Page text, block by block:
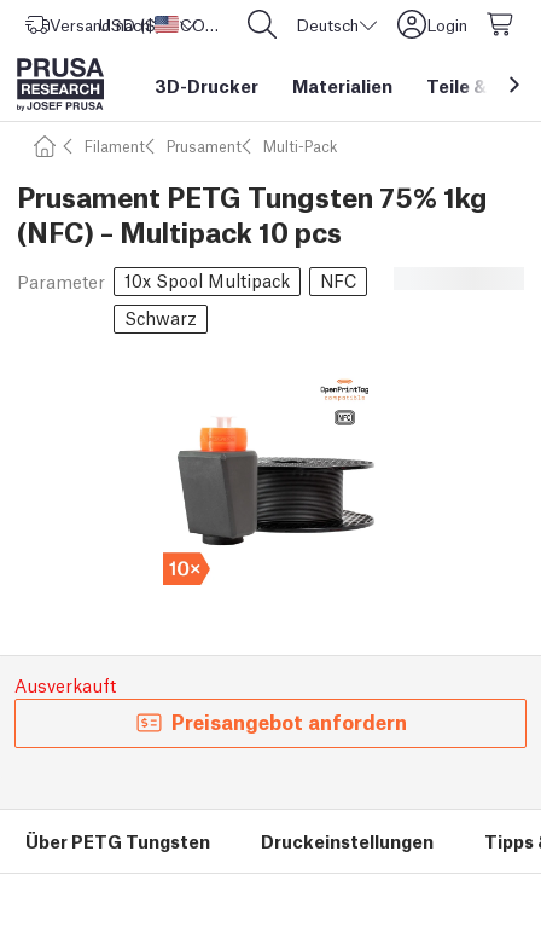
Versand nach Vereinigte Staaten
USD ($) CORE One L: Jetzt auf Lager! Deutsch Login
3D-Drucker Materialien Teile &
Filament Prusament Multi-Pack
Prusament PETG Tungsten 75% 1kg
(NFC) – Multipack 10 pcs
Parameter 10x Spool Multipack
NFC
Schwarz
Ausverkauft
Preisangebot anfordern
Über PETG Tungsten Druckeinstellungen Tipps